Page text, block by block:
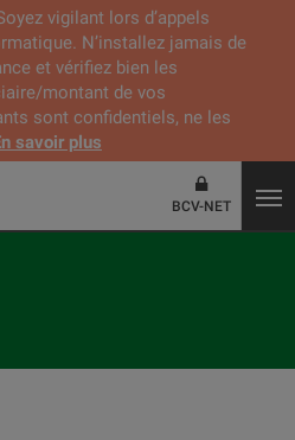
vigilant lors d’appels
N’installez jamais de
et vérifiez bien les
montant de vos
sont confidentiels, ne les
savoir plus
BCV-NET